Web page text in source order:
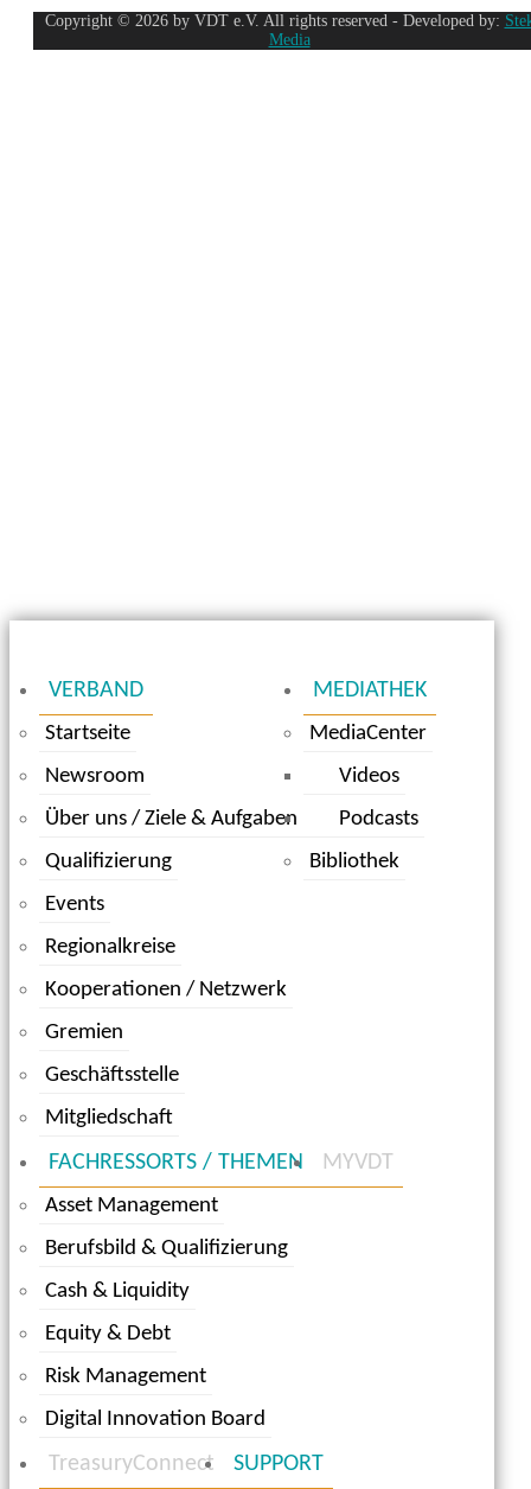
Copyright © 2026 by VDT e.V. All rights reserved - Developed by:
Media
VERBAND
Startseite
Newsroom
Über uns / Ziele & Aufgaben
Qualifizierung
Events
Regionalkreise
Kooperationen / Netzwerk
Gremien
Geschäftsstelle
Mitgliedschaft
MEDIATHEK
MediaCenter
Videos
Podcasts
Bibliothek
FACHRESSORTS / THEMEN
Asset Management
Berufsbild & Qualifizierung
Cash & Liquidity
Equity & Debt
Risk Management
Digital Innovation Board
MYVDT
TreasuryConnect SUPPORT